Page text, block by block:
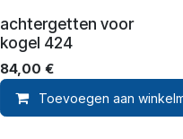
achtergetten voor
kogel 424
84,00 €
Toevoegen aan